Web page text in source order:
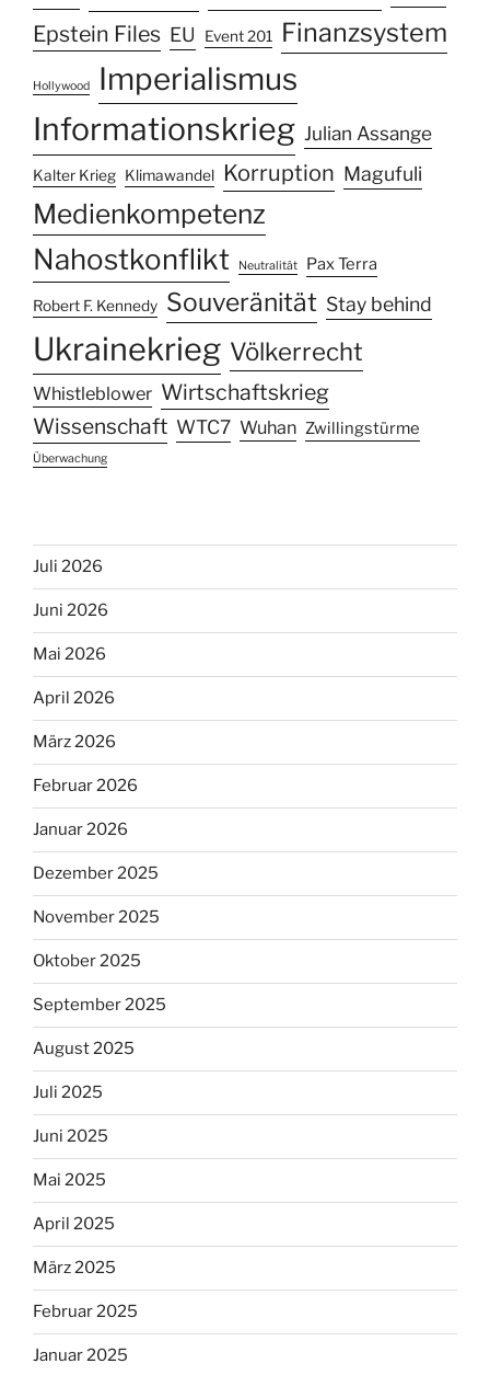
Epstein Files EU Event 201 Finanzsystem
Hollywood
Imperialismus
Informationskrieg Julian Assange
Kalter Krieg Klimawandel Korruption Magufuli
Medienkompetenz
Nahostkonflikt Neutralität Pax Terra
Robert F. Kennedy Souveränität Stay behind
Ukrainekrieg Völkerrecht
Whistleblower Wirtschaftskrieg
Wissenschaft WTC7 Wuhan Zwillingstürme
Überwachung
Juli 2026
Juni 2026
Mai 2026
April 2026
März 2026
Februar 2026
Januar 2026
Dezember 2025
November 2025
Oktober 2025
September 2025
August 2025
Juli 2025
Juni 2025
Mai 2025
April 2025
März 2025
Februar 2025
Januar 2025